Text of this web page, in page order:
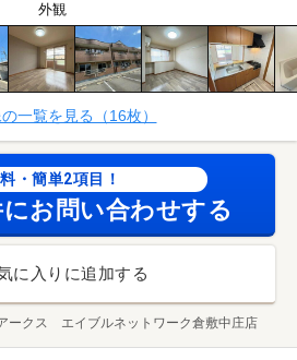
外観
一覧を見る（16枚）
・簡単2項目！
お問い合わせする
に入りに追加する
アークス エイブルネットワーク倉敷中庄店